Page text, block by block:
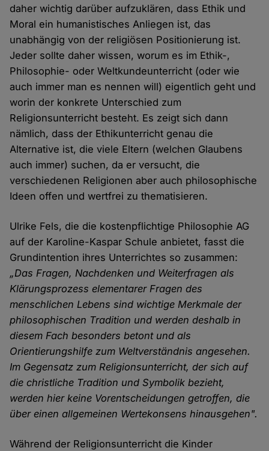
daher wichtig darüber aufzuklären, dass Ethik und
Moral ein humanistisches Anliegen ist, das
unabhängig von der religiösen Positionierung ist.
Jeder sollte daher wissen, worum es im Ethik-,
Philosophie- oder Weltkundeunterricht (oder wie
auch immer man es nennen will) eigentlich geht und
worin der konkrete Unterschied zum
Religionsunterricht besteht. Es zeigt sich dann
nämlich, dass der Ethikunterricht genau die
Alternative ist, die viele Eltern (welchen Glaubens
auch immer) suchen, da er versucht, die
verschiedenen Religionen aber auch philosophische
Ideen offen und wertfrei zu thematisieren.
Ulrike Fels, die die kostenpflichtige Philosophie AG
auf der Karoline-Kaspar Schule anbietet, fasst die
Grundintention ihres Unterrichtes so zusammen:
„Das Fragen, Nachdenken und Weiterfragen als
Klärungsprozess elementarer Fragen des
menschlichen Lebens sind wichtige Merkmale der
philosophischen Tradition und werden deshalb in
diesem Fach besonders betont und als
Orientierungshilfe zum Weltverständnis angesehen.
Im Gegensatz zum Religionsunterricht, der sich auf
die christliche Tradition und Symbolik bezieht,
werden hier keine Vorentscheidungen getroffen, die
über einen allgemeinen Wertekonsens hinausgehen".
Während der Religionsunterricht die Kinder